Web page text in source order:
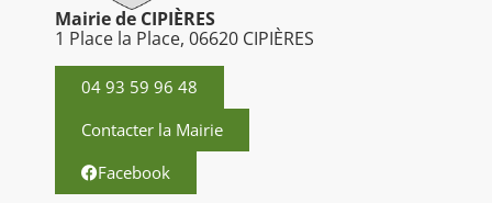
Mairie de CIPIÈRES
1 Place la Place, 06620 CIPIÈRES
04 93 59 96 48
Contacter la Mairie
Facebook